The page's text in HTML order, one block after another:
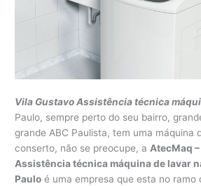
Vila Gustavo Assistência técnica
Paulo, sempre perto do seu bairro,
grande ABC Paulista, tem uma máquina
conserto, não se preocupe, aAtecMaq
Assistência técnica máquina de lavar
Paulo é uma empresa que esta no ramo